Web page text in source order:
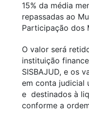
15% da média
repassadas ao
Participação dos
O valor será
instituição
SISBAJUD, e os
em conta judicial
e destinados à
conforme a